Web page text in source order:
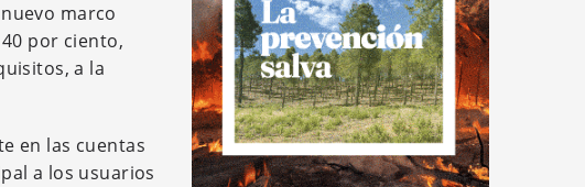
marco
por ciento,
a la
en las cuentas
a los usuarios